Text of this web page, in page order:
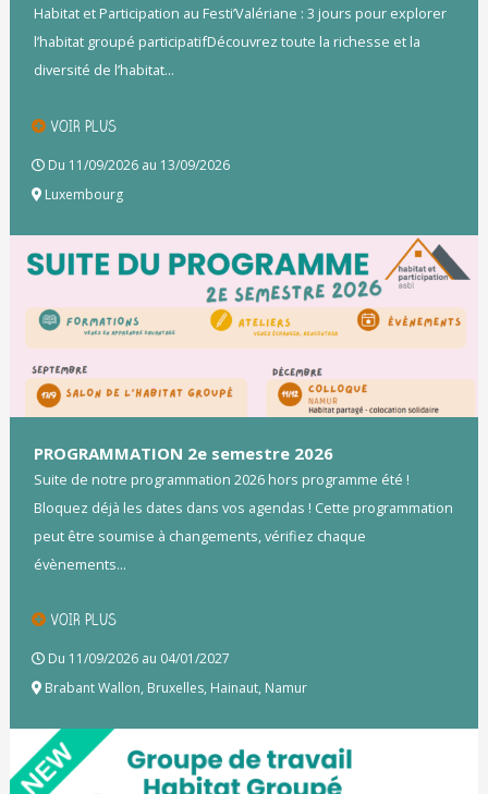
Habitat et Participation au Festi’Valériane : 3 jours pour explorer
l’habitat groupé participatifDécouvrez toute la richesse et la
diversité de l’habitat...
VOIR PLUS
Du 11/09/2026 au 13/09/2026
Luxembourg
PROGRAMMATION 2e semestre 2026
Suite de notre programmation 2026 hors programme été !
Bloquez déjà les dates dans vos agendas ! Cette programmation
peut être soumise à changements, vérifiez chaque
évènements...
VOIR PLUS
Du 11/09/2026 au 04/01/2027
Brabant Wallon, Bruxelles, Hainaut, Namur